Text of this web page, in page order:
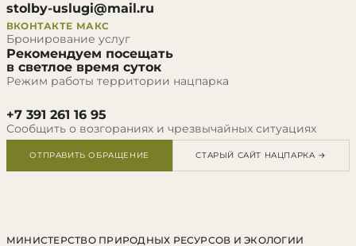
stolby-uslugi@mail.ru
ВКОНТАКТЕ МАКС
Бронирование услуг
Рекомендуем посещать
в светлое время суток
Режим работы территории нацпарка
+7 391 261 16 95
Сообщить о возгораниях и чрезвычайных ситуациях
ОТПРАВИТЬ ОБРАЩЕНИЕ СТАРЫЙ САЙТ НАЦПАРКА →
МИНИСТЕРСТВО ПРИРОДНЫХ РЕСУРСОВ И ЭКОЛОГИИ